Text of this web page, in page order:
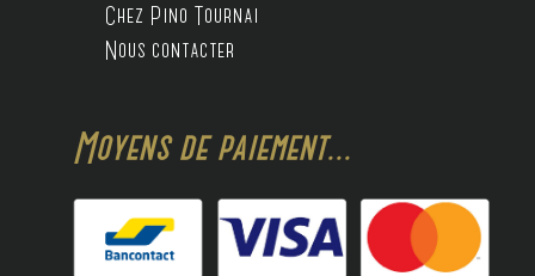
Chez Pino Tournai
Nous contacter
Moyens de paiement...